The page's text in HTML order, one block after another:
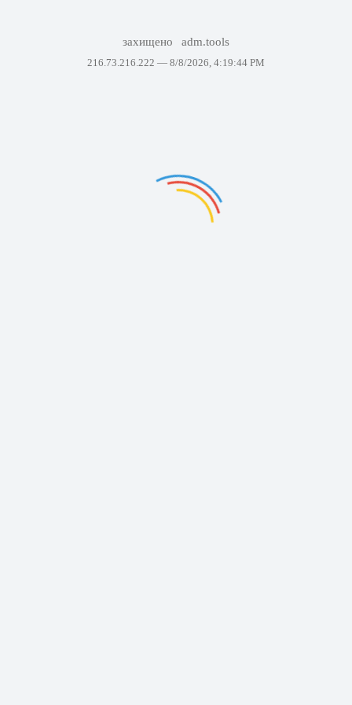
захищено adm.tools
216.73.216.222 — 8/8/2026, 4:19:44 PM